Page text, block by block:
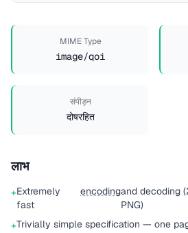
MIME Type
image/qoi
संपीड़न
दोषरहित
लाभ
+Extremely
fast
encodingand decoding
PNG)
+Trivially simple specification — one